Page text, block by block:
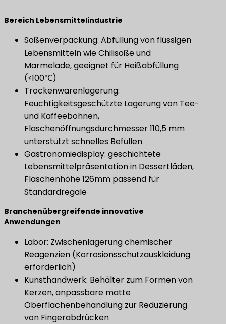
Bereich Lebensmittelindustrie
Soßenverpackung: Abfüllung von flüssigen
Lebensmitteln wie Chilisoße und
Marmelade, geeignet für Heißabfüllung
(≤100℃)
Trockenwarenlagerung:
Feuchtigkeitsgeschützte Lagerung von Tee-
und Kaffeebohnen,
Flaschenöffnungsdurchmesser 110,5 mm
unterstützt schnelles Befüllen
Gastronomiedisplay: geschichtete
Lebensmittelpräsentation in Dessertläden,
Flaschenhöhe 126mm passend für
Standardregale
​Branchenübergreifende innovative
Anwendungen​
Labor: Zwischenlagerung chemischer
Reagenzien (Korrosionsschutzauskleidung
erforderlich)
Kunsthandwerk: Behälter zum Formen von
Kerzen, anpassbare matte
Oberflächenbehandlung zur Reduzierung
von Fingerabdrücken